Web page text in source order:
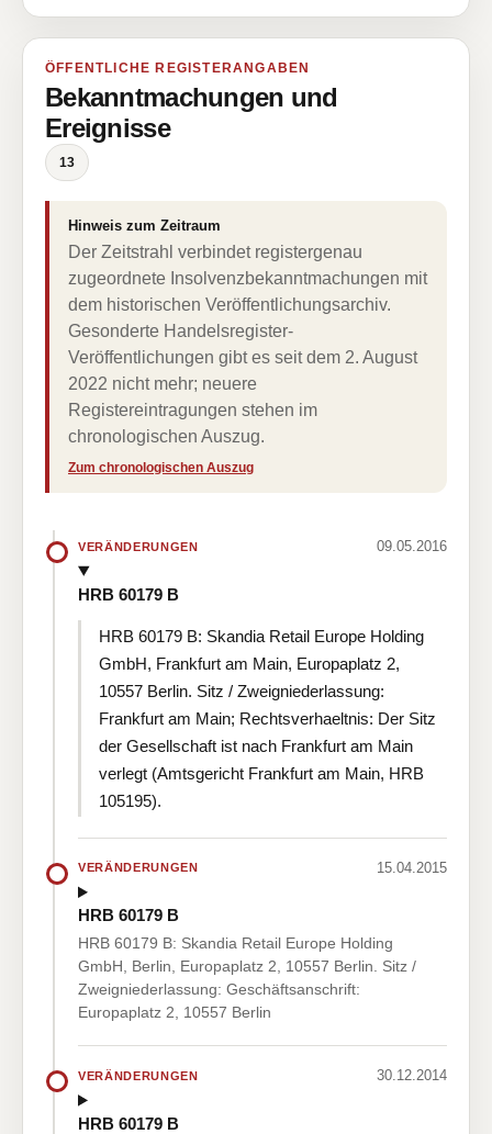
ÖFFENTLICHE REGISTERANGABEN
Bekanntmachungen und
Ereignisse
13
Hinweis zum Zeitraum
Der Zeitstrahl verbindet registergenau
zugeordnete Insolvenzbekanntmachungen mit
dem historischen Veröffentlichungsarchiv.
Gesonderte Handelsregister-
Veröffentlichungen gibt es seit dem 2. August
2022 nicht mehr; neuere
Registereintragungen stehen im
chronologischen Auszug.
Zum chronologischen Auszug
VERÄNDERUNGEN 09.05.2016
HRB 60179 B
HRB 60179 B: Skandia Retail Europe Holding
GmbH, Frankfurt am Main, Europaplatz 2,
10557 Berlin. Sitz / Zweigniederlassung:
Frankfurt am Main; Rechtsverhaeltnis: Der Sitz
der Gesellschaft ist nach Frankfurt am Main
verlegt (Amtsgericht Frankfurt am Main, HRB
105195).
VERÄNDERUNGEN 15.04.2015
HRB 60179 B
HRB 60179 B: Skandia Retail Europe Holding
GmbH, Berlin, Europaplatz 2, 10557 Berlin. Sitz /
Zweigniederlassung: Geschäftsanschrift:
Europaplatz 2, 10557 Berlin
VERÄNDERUNGEN 30.12.2014
HRB 60179 B